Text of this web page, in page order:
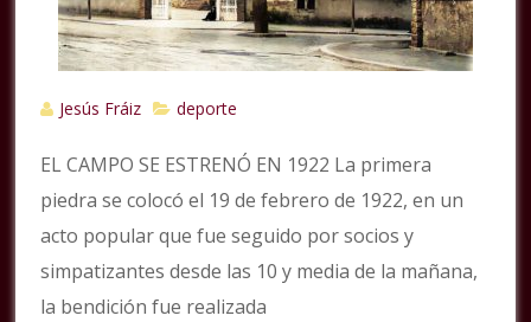
Jesús Fráiz deporte
EL CAMPO SE ESTRENÓ EN 1922 La primera
piedra se colocó el 19 de febrero de 1922, en un
acto popular que fue seguido por socios y
simpatizantes desde las 10 y media de la mañana,
la bendición fue realizada